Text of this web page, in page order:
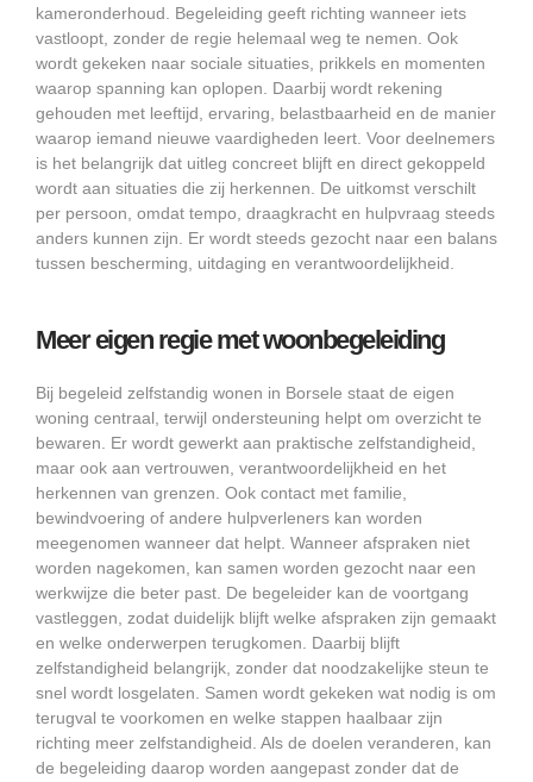
kameronderhoud. Begeleiding geeft richting wanneer iets
vastloopt, zonder de regie helemaal weg te nemen. Ook
wordt gekeken naar sociale situaties, prikkels en momenten
waarop spanning kan oplopen. Daarbij wordt rekening
gehouden met leeftijd, ervaring, belastbaarheid en de manier
waarop iemand nieuwe vaardigheden leert. Voor deelnemers
is het belangrijk dat uitleg concreet blijft en direct gekoppeld
wordt aan situaties die zij herkennen. De uitkomst verschilt
per persoon, omdat tempo, draagkracht en hulpvraag steeds
anders kunnen zijn. Er wordt steeds gezocht naar een balans
tussen bescherming, uitdaging en verantwoordelijkheid.
Meer eigen regie met woonbegeleiding
Bij begeleid zelfstandig wonen in Borsele staat de eigen
woning centraal, terwijl ondersteuning helpt om overzicht te
bewaren. Er wordt gewerkt aan praktische zelfstandigheid,
maar ook aan vertrouwen, verantwoordelijkheid en het
herkennen van grenzen. Ook contact met familie,
bewindvoering of andere hulpverleners kan worden
meegenomen wanneer dat helpt. Wanneer afspraken niet
worden nagekomen, kan samen worden gezocht naar een
werkwijze die beter past. De begeleider kan de voortgang
vastleggen, zodat duidelijk blijft welke afspraken zijn gemaakt
en welke onderwerpen terugkomen. Daarbij blijft
zelfstandigheid belangrijk, zonder dat noodzakelijke steun te
snel wordt losgelaten. Samen wordt gekeken wat nodig is om
terugval te voorkomen en welke stappen haalbaar zijn
richting meer zelfstandigheid. Als de doelen veranderen, kan
de begeleiding daarop worden aangepast zonder dat de